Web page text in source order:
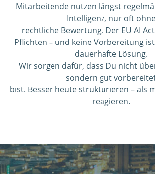
Mitarbeitende nutzen längst
Intelligenz, nur oft ohne
rechtliche Bewertung. Der EU AI
Pflichten – und keine Vorbereitung
dauerhafte Lösung.
Wir sorgen dafür, dass Du nicht
sondern gut
bist. Besser heute strukturieren – als
reagieren.